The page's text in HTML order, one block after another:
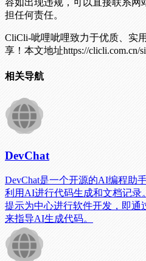
担任何责任。
CliCli-呲哩呲哩致力于优质、实
享！ 本文地址https://clicli.com.cn/
相关导航
DevChat
DevChat是一个开源的AI编程助
利用AI进行代码生成和文档记录
提示为中心进行软件开发，即通
来指导AI生成代码。